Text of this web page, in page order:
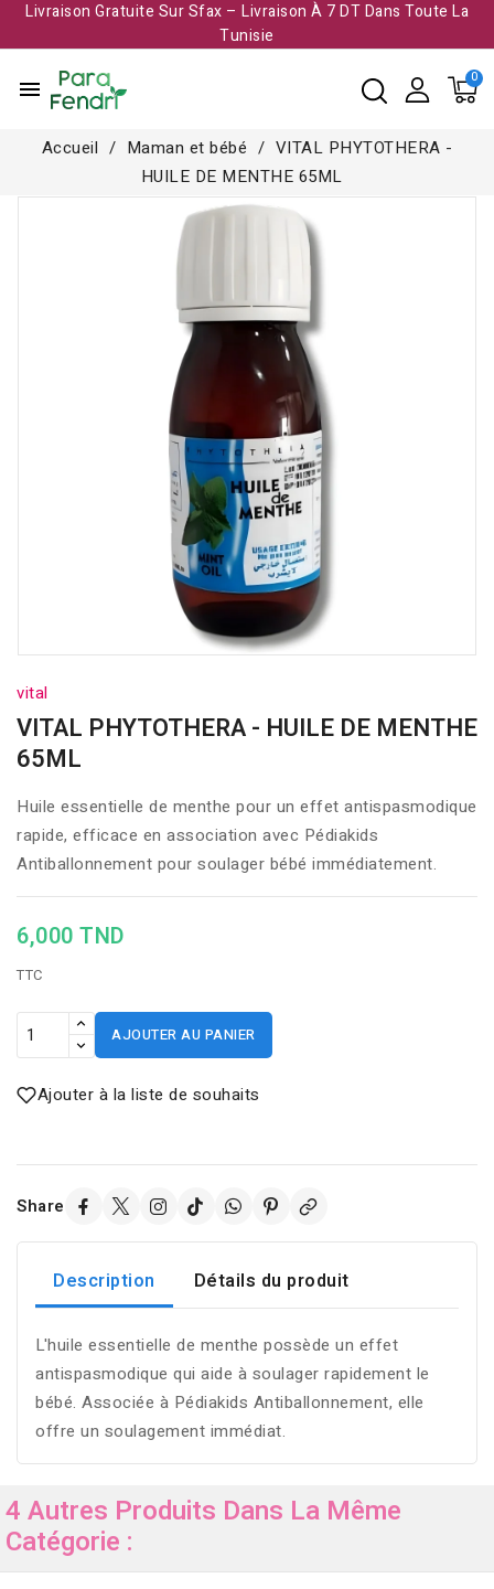
Livraison Gratuite Sur Sfax – Livraison À 7 DT Dans Toute La
Tunisie​
menu
Accueil Maman et bébé
VITAL PHYTOTHERA -
HUILE DE MENTHE 65ML
vital
VITAL PHYTOTHERA - HUILE DE MENTHE
65ML
Huile essentielle de menthe pour un effet antispasmodique
rapide, efficace en association avec Pédiakids
Antiballonnement pour soulager bébé immédiatement.
6,000 TND
TTC
AJOUTER AU PANIER
Ajouter à la liste de souhaits
Share
Description Détails du produit
L'huile essentielle de menthe possède un effet
antispasmodique qui aide à soulager rapidement le
bébé. Associée à Pédiakids Antiballonnement, elle
offre un soulagement immédiat.
4 Autres Produits Dans La Même
Catégorie :